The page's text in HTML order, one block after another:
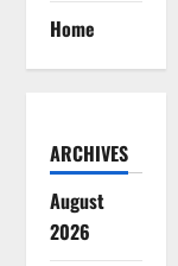
Home
ARCHIVES
August
2026